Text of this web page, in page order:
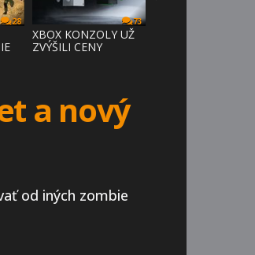
28 73
XBOX KONZOLY UŽ
ZVÝŠILI CENY
a nový
od iných zombie